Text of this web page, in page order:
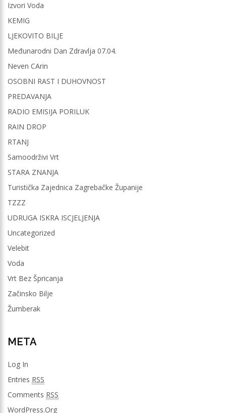
Izvori Voda
KEMIG
LJEKOVITO BILJE
Međunarodni Dan Zdravlja 07.04.
Neven CArin
OSOBNI RAST I DUHOVNOST
PREDAVANJA
RADIO EMISIJA PORILUK
RAIN DROP
RTANJ
Samoodrživi Vrt
STARA ZNANJA
Turistička Zajednica Zagrebačke Županije
TZZZ
UDRUGA ISKRA ISCJELJENJA
Uncategorized
Velebit
Voda
Vrt Bez Špricanja
Začinsko Bilje
Žumberak
META
Log In
Entries RSS
Comments RSS
WordPress.org